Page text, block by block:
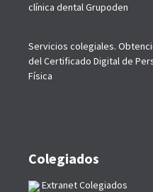
clínica dental Grupoden
Servicios colegiales.
del Certificado Digital de
Física
Colegiados
Extranet Colegiados